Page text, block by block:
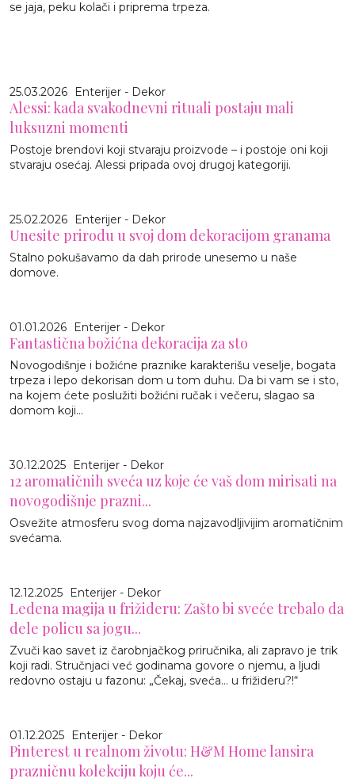
se jaja, peku kolači i priprema trpeza.
25.03.2026 Enterijer - Dekor
Alessi: kada svakodnevni rituali postaju mali
luksuzni momenti
Postoje brendovi koji stvaraju proizvode – i postoje oni koji
stvaraju osećaj. Alessi pripada ovoj drugoj kategoriji.
25.02.2026 Enterijer - Dekor
Unesite prirodu u svoj dom dekoracijom granama
Stalno pokušavamo da dah prirode unesemo u naše
domove.
01.01.2026 Enterijer - Dekor
Fantastična božićna dekoracija za sto
Novogodišnje i božićne praznike karakterišu veselje, bogata
trpeza i lepo dekorisan dom u tom duhu. Da bi vam se i sto,
na kojem ćete poslužiti božićni ručak i večeru, slagao sa
domom koji...
30.12.2025 Enterijer - Dekor
12 aromatičnih sveća uz koje će vaš dom mirisati na
novogodišnje prazni...
Osvežite atmosferu svog doma najzavodljivijim aromatičnim
svećama.
12.12.2025 Enterijer - Dekor
Ledena magija u frižideru: Zašto bi sveće trebalo da
dele policu sa jogu...
Zvuči kao savet iz čarobnjačkog priručnika, ali zapravo je trik
koji radi. Stručnjaci već godinama govore o njemu, a ljudi
redovno ostaju u fazonu: „Čekaj, sveća… u frižideru?!“
01.12.2025 Enterijer - Dekor
Pinterest u realnom životu: H&M Home lansira
prazničnu kolekciju koju će...